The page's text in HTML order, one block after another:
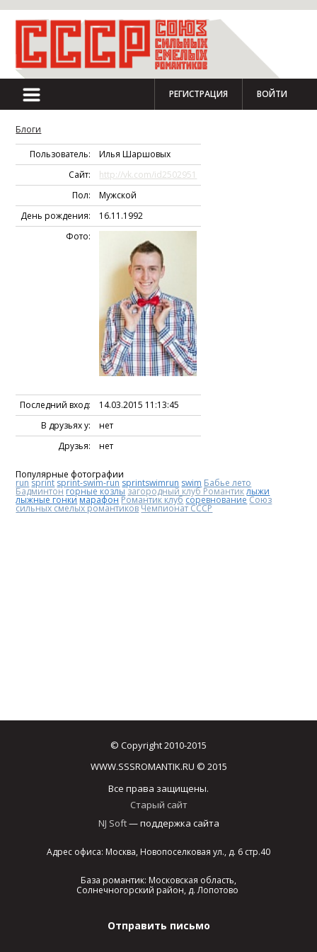
РЕГИСТРАЦИЯ ВОЙТИ
Блоги
Пользователь:
Илья Шаршовых
Сайт:
http://vk.com/id2502951
Пол:
Мужской
День рождения:
16.11.1992
Фото:
Последний вход:
14.03.2015 11:13:45
В друзьях у:
нет
Друзья:
нет
Популярные фотографии
run sprint sprint-swim-run sprintswimrun swim Бабье лето
Бадминтонгорные козлы загородный клуб Романтиклыжи
лыжные гонки марафонРомантик клубсоревнованиеСоюз
сильных смелых романтиковЧемпионат СССР
© Copyright 2010-2015
WWW.SSSROMANTIK.RU © 2015
Все права защищены.
Старый сайт
NJ Soft— поддержка сайта
Адрес офиса: Москва, Новопоселковая ул., д. 6 стр.40
База романтик: Московская область,
Солнечногорский район, д. Лопотово
Отправить письмо